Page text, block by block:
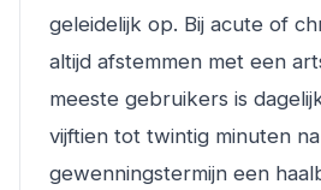
geleidelijk op. Bij acute of
altijd afstemmen met een
meeste gebruikers is
vijftien tot twintig minuten
gewenningstermijn een